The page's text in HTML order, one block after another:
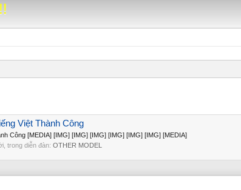
Việt Thành Công
Công [MEDIA] [IMG] [IMG] [IMG] [IMG] [IMG] [IMG] [MEDIA]
trong diễn đàn: OTHER MODEL